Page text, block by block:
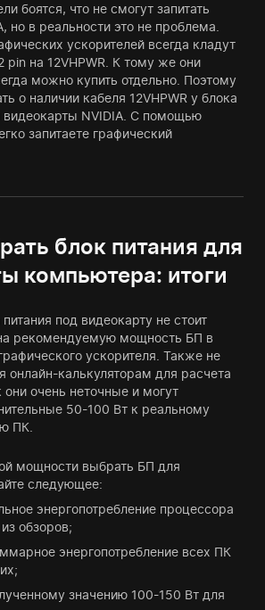
боятся, что не смогут запитать
но в реальности это не проблема.
ускорителей всегда кладут
pin на 12VHPWR. К тому же они
можно купить отдельно. Поэтому
о наличии кабеля 12VHPWR у блока
видеокарты NVIDIA. С помощью
запитаете графический
блок питания для
компьютера: итоги
под видеокарту не стоит
рекомендуемую мощность БП в
ускорителя. Также не
онлайн-калькуляторам для расчета
очень неточные и могут
50-100 Вт к реальному
ПК.
мощности выбрать БП для
следующее:
энергопотребление процессора
обзоров;
энергопотребление всех ПК
значению 100-150 Вт для